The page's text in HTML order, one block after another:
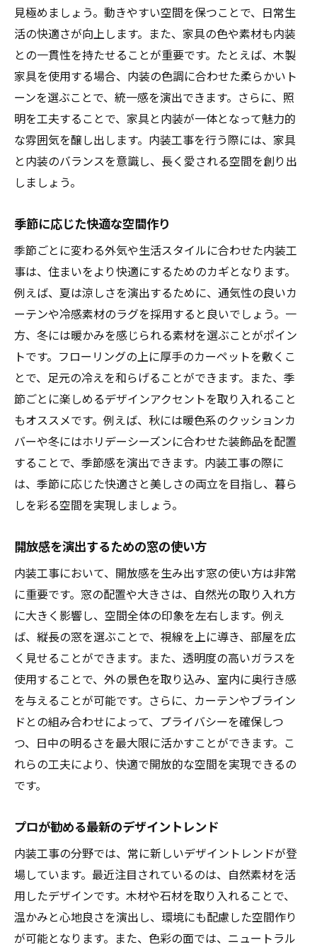
見極めましょう。動きやすい空間を保つことで、日常生
活の快適さが向上します。また、家具の色や素材も内装
との一貫性を持たせることが重要です。たとえば、木製
家具を使用する場合、内装の色調に合わせた柔らかいト
ーンを選ぶことで、統一感を演出できます。さらに、照
明を工夫することで、家具と内装が一体となって魅力的
な雰囲気を醸し出します。内装工事を行う際には、家具
と内装のバランスを意識し、長く愛される空間を創り出
しましょう。
季節に応じた快適な空間作り
季節ごとに変わる外気や生活スタイルに合わせた内装工
事は、住まいをより快適にするためのカギとなります。
例えば、夏は涼しさを演出するために、通気性の良いカ
ーテンや冷感素材のラグを採用すると良いでしょう。一
方、冬には暖かみを感じられる素材を選ぶことがポイン
トです。フローリングの上に厚手のカーペットを敷くこ
とで、足元の冷えを和らげることができます。また、季
節ごとに楽しめるデザインアクセントを取り入れること
もオススメです。例えば、秋には暖色系のクッションカ
バーや冬にはホリデーシーズンに合わせた装飾品を配置
することで、季節感を演出できます。内装工事の際に
は、季節に応じた快適さと美しさの両立を目指し、暮ら
しを彩る空間を実現しましょう。
開放感を演出するための窓の使い方
内装工事において、開放感を生み出す窓の使い方は非常
に重要です。窓の配置や大きさは、自然光の取り入れ方
に大きく影響し、空間全体の印象を左右します。例え
ば、縦長の窓を選ぶことで、視線を上に導き、部屋を広
く見せることができます。また、透明度の高いガラスを
使用することで、外の景色を取り込み、室内に奥行き感
を与えることが可能です。さらに、カーテンやブライン
ドとの組み合わせによって、プライバシーを確保しつ
つ、日中の明るさを最大限に活かすことができます。こ
れらの工夫により、快適で開放的な空間を実現できるの
です。
プロが勧める最新のデザイントレンド
内装工事の分野では、常に新しいデザイントレンドが登
場しています。最近注目されているのは、自然素材を活
用したデザインです。木材や石材を取り入れることで、
温かみと心地良さを演出し、環境にも配慮した空間作り
が可能となります。また、色彩の面では、ニュートラル